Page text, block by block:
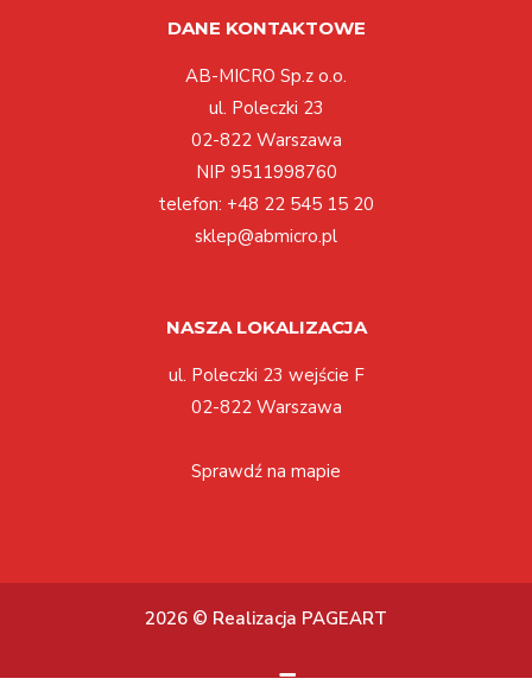
DANE KONTAKTOWE
AB-MICRO Sp.z o.o.
ul. Poleczki 23
02-822 Warszawa
NIP 9511998760
telefon: +48 22 545 15 20
sklep@abmicro.pl
NASZA LOKALIZACJA
ul. Poleczki 23 wejście F
02-822 Warszawa
Sprawdź na mapie
2026 © Realizacja PAGEART